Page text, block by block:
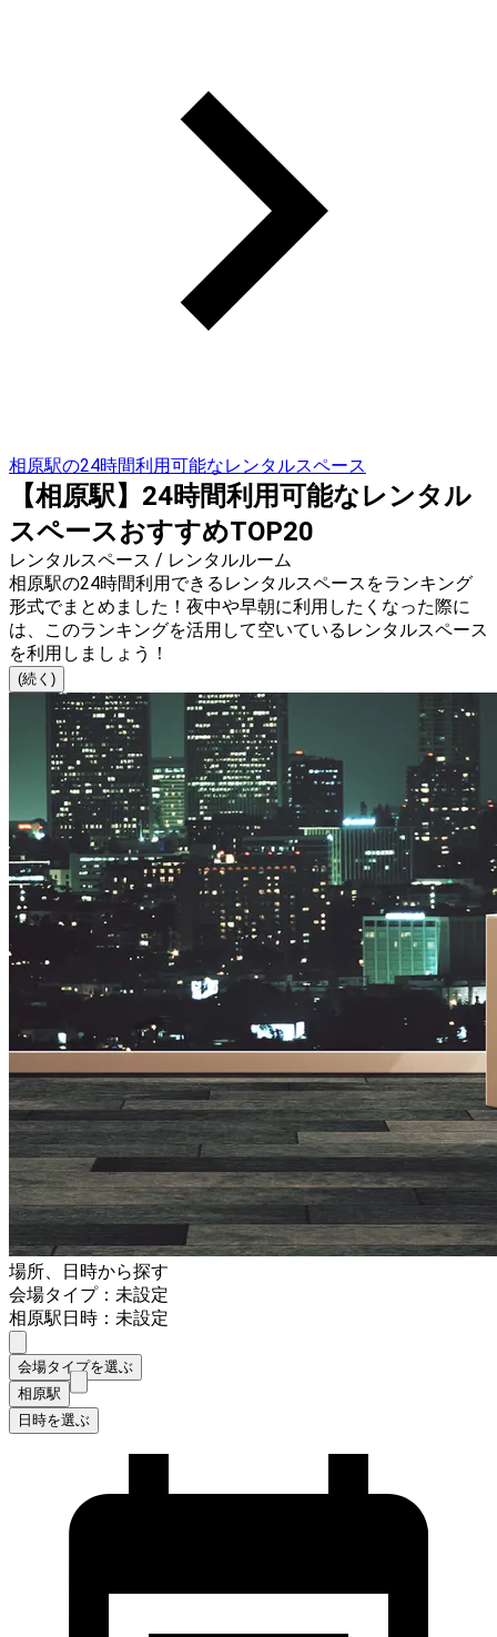
相原駅の24時間利用可能なレンタルスペース
【相原駅】24時間利用可能なレンタル
スペースおすすめTOP20
レンタルスペース / レンタルルーム
相原駅の24時間利用できるレンタルスペースをランキング
形式でまとめました！夜中や早朝に利用したくなった際に
は、このランキングを活用して空いているレンタルスペース
を利用しましょう！
(続く)
場所、日時から探す
会場タイプ：未設定
相原駅日時：未設定
会場タイプを選ぶ
相原駅
日時を選ぶ